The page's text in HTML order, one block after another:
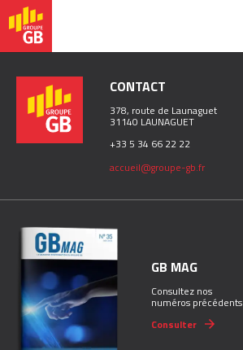
CONTACT
378, route de Launaguet
31140 LAUNAGUET
+33 5 34 66 22 22
accueil@groupe-gb.fr
GB MAG
Consultez nos
numéros précédents
Consulter